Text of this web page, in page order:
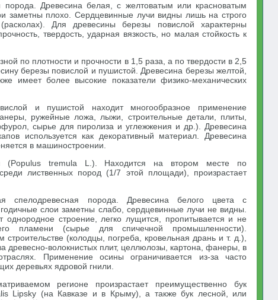
Древесина белая, с желтоватым или красноватым
заметны плохо. Сердцевинные лучи видны лишь на строго
Для древесины березы повислой характерны
твердость, ударная вязкость, но малая стойкость к
по плотности и прочности в 1,5 раза, а по твердости в 2,5
березы повислой и пушистой. Древесина березы желтой,
имеет более высокие показатели физико-механических
и пушистой находит многообразное применение
ружейные ложа, лыжи, строительные детали, плиты,
сырье для пиролиза и углежжения и др.). Древесина
используется как декоративный материал. Древесина
в машиностроении.
(Populus tremula L.). Находится на втором месте по
лиственных пород (1/7 этой площади), произрастает
спелодревесная порода. Древесина белого цвета с
слои заметны слабо, сердцевинные лучи не видны.
однородное строение, легко лущится, пропитывается и не
пламени (сырье для спичечной промышленности).
строительстве (колодцы, погреба, кровельная дрань и т. д.),
древесно-волокнистых плит, целлюлозы, картона, фанеры, в
Применение осины ограничивается из-за часто
деревьях ядровой гнили.
регионе произрастает преимущественно бук
Lipsky (на Кавказе и в Крыму), а также бук лесной, или